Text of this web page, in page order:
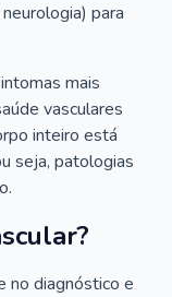
para
mais
vasculares
inteiro está
seja, patologias
no diagnóstico e